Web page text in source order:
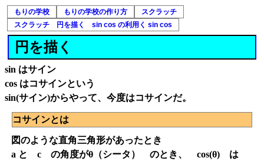
もりの学校 もりの学校の作り方
スクラッチ
スクラッチ 円を描く sin cos の利用く sin cos
円を描く
sin はサイン
cos はコサインという
sin(サイン)からやって、今度はコサインだ。
コサインとは
図のような直角三角形があったとき
a と c の角度がθ（シータ） のとき、 cos(θ) は